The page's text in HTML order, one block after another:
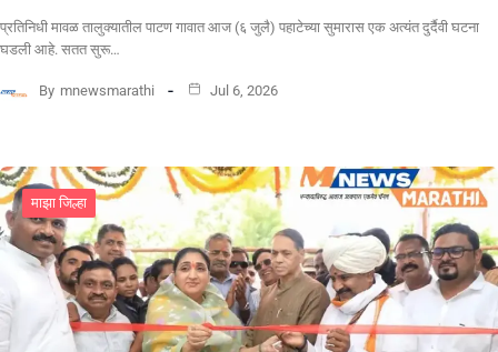
​प्रतिनिधी मावळ तालुक्यातील पाटण गावात आज (६ जुलै) पहाटेच्या सुमारास एक अत्यंत दुर्दैवी घटना
घडली आहे. सतत सुरू…
By mnewsmarathi Jul 6, 2026
माझा जिल्हा